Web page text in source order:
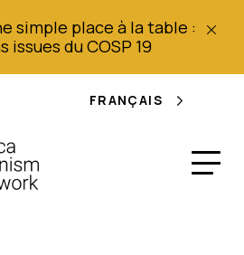
simple place à la table :
issues du COSP 19
FRANÇAIS